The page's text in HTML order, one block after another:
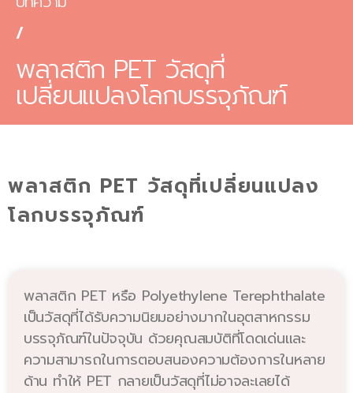
/
พลาสติก PET วัสดุที่
เปลี่ยนแปลงโลกบรรจุภัณฑ์
พลาสติก PET วัสดุที่เปลี่ยนแปลง
โลกบรรจุภัณฑ์
พลาสติก PET หรือ Polyethylene Terephthalate
เป็นวัสดุที่ได้รับความนิยมอย่างมากในอุตสาหกรรม
บรรจุภัณฑ์ในปัจจุบัน ด้วยคุณสมบัติที่โดดเด่นและ
ความสามารถในการตอบสนองความต้องการในหลาย
ด้าน ทำให้ PET กลายเป็นวัสดุที่ไม่อาจละเลยได้